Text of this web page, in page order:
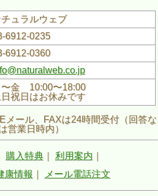
ュラルウェブ
6912-0235
6912-0360
〜金 10:00〜18:00
日祝日はお休みです
ール、FAXは24時間受付（回答な
営業日時内）
購入特典｜ 利用案内
康情報 メール電話注文